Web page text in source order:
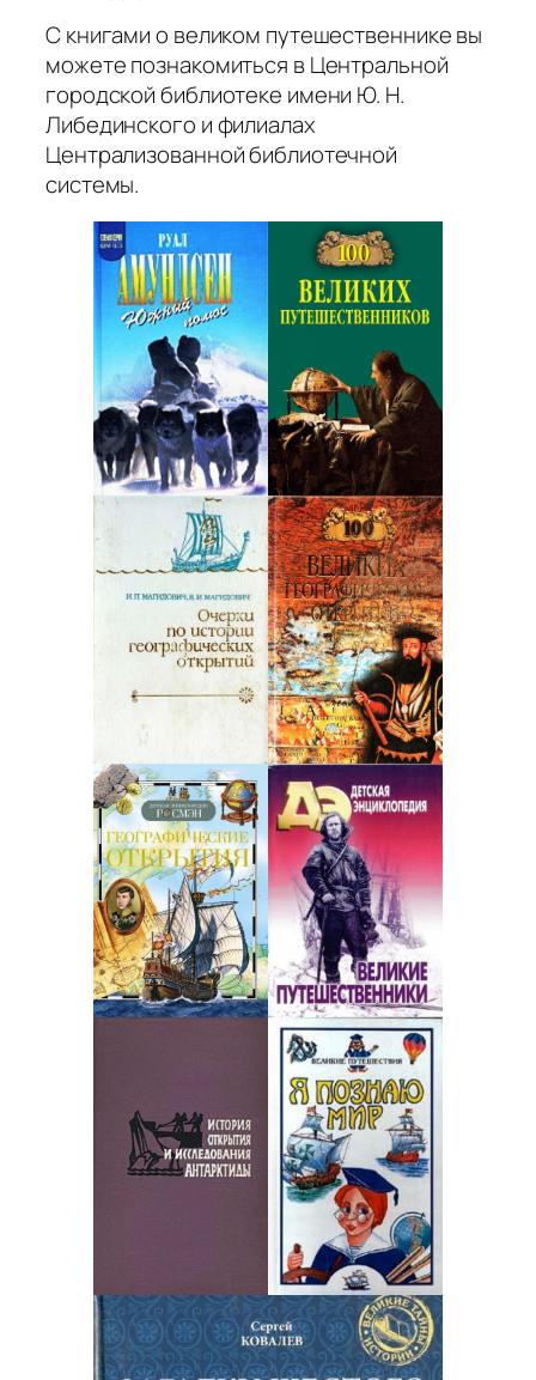
С книгами о великом путешественнике вы
можете познакомиться в Центральной
городской библиотеке имени Ю. Н.
Либединского и филиалах
Централизованной библиотечной
системы.